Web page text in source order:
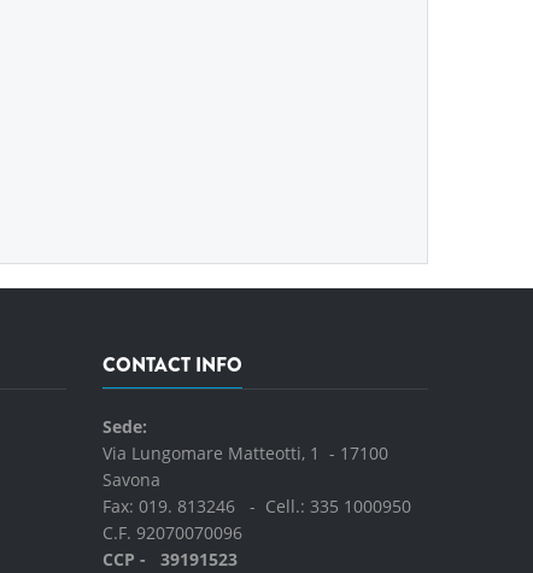
CONTACT INFO
Sede:
Via Lungomare Matteotti, 1 - 17100
Savona
Fax: 019. 813246 - Cell.: 335 1000950
C.F. 92070070096
CCP - 39191523